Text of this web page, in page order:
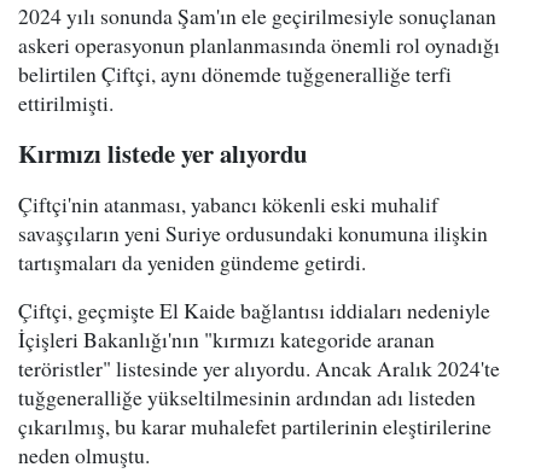
2024 yılı sonunda Şam'ın ele geçirilmesiyle sonuçlanan
askeri operasyonun planlanmasında önemli rol oynadığı
belirtilen Çiftçi, aynı dönemde tuğgeneralliğe terfi
ettirilmişti.
Kırmızı listede yer alıyordu
Çiftçi'nin atanması, yabancı kökenli eski muhalif
savaşçıların yeni Suriye ordusundaki konumuna ilişkin
tartışmaları da yeniden gündeme getirdi.
Çiftçi, geçmişte El Kaide bağlantısı iddiaları nedeniyle
İçişleri Bakanlığı'nın "kırmızı kategoride aranan
teröristler" listesinde yer alıyordu. Ancak Aralık 2024'te
tuğgeneralliğe yükseltilmesinin ardından adı listeden
çıkarılmış, bu karar muhalefet partilerinin eleştirilerine
neden olmuştu.